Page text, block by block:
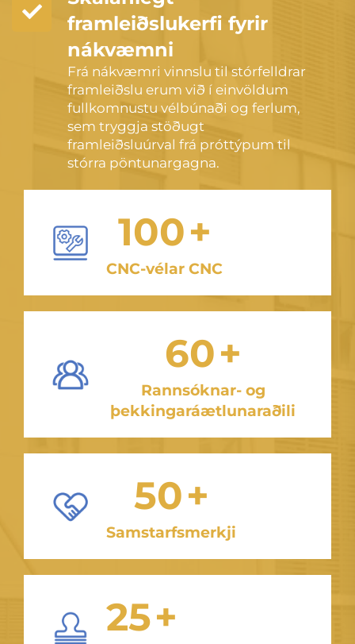
framleiðslukerfi fyrir
nákvæmni
Frá nákvæmri vinnslu til stórfelldrar
framleiðslu erum við í einvöldum
fullkomnustu vélbúnaði og ferlum,
sem tryggja stöðugt
framleiðsluúrval frá próttýpum til
stórra pöntunargagna.
100+
CNC-vélar CNC
60+
Rannsóknar- og
þekkingaráætlunaraðili
50+
Samstarfsmerkji
25+